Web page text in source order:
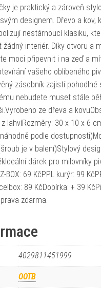
je praktický a zároveň
designem. Dřevo a kov,
nestárnoucí klasiku,
interiér. Díky otvoru a
moci připevnit i na zeď a
vašeho oblíbeného
zásobník zajistí pohodlné
nebudete muset stále
ze dřeva a
lahvíRozměry: 30 x 10 x 6
podle
je v balení)Stylový
dárek pro milovníky
BOX: 69 KčPPL kurýr: 99
89 KčDobírka: + 39
zdarma.
4029811451999
OOTB